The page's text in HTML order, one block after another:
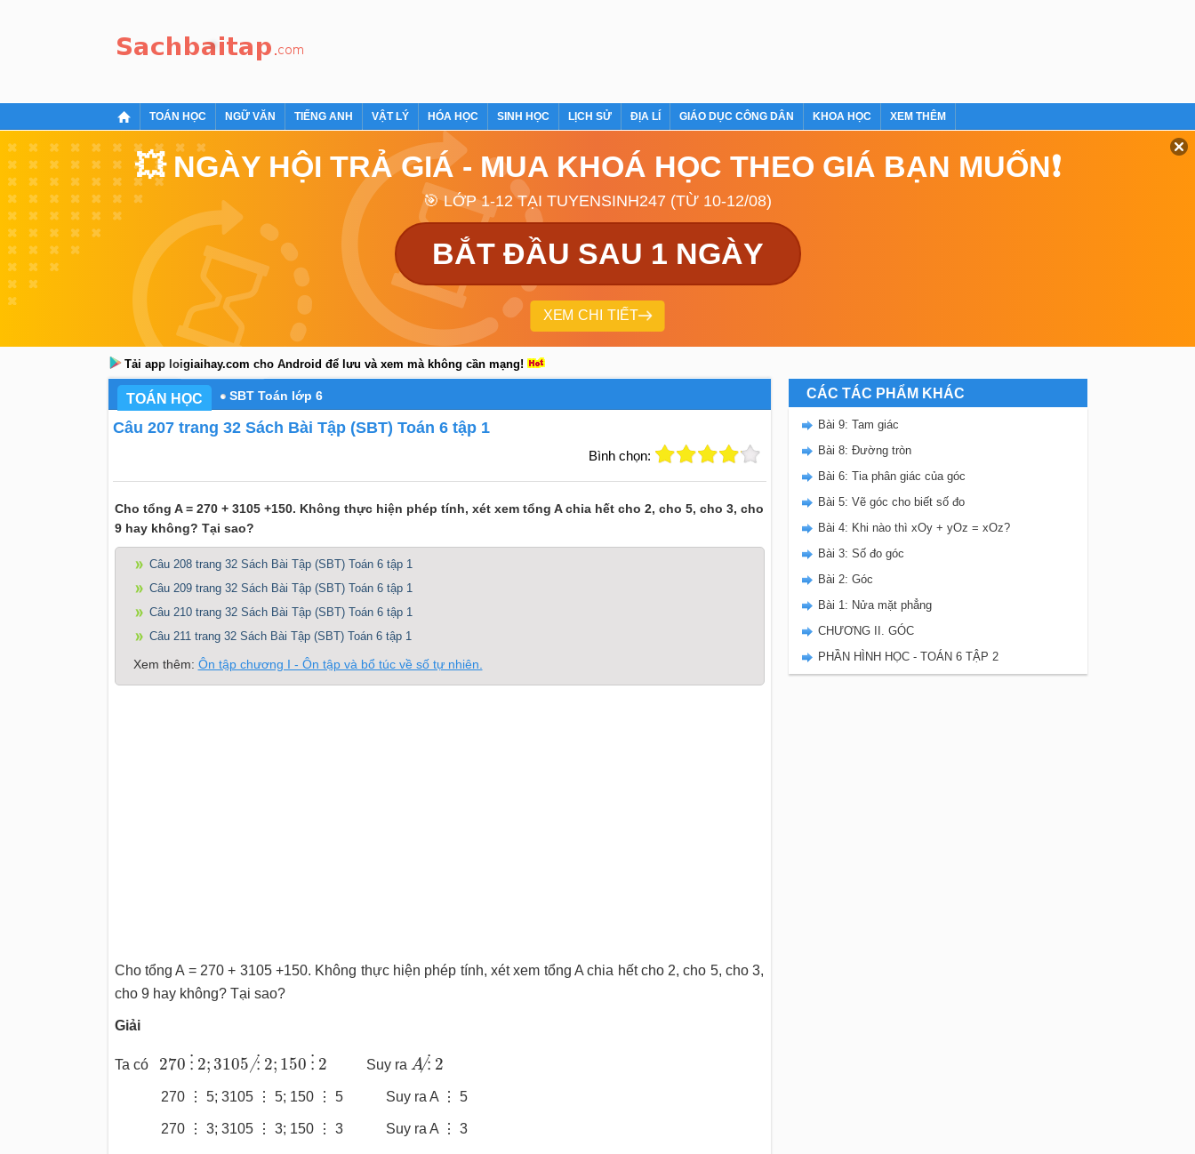
TOÁN HỌC NGỮ VĂN TIẾNG ANH VẬT LÝ HÓA HỌC SINH HỌC LỊCH SỬ ĐỊA LÍ GIÁO DỤC CÔNG DÂN KHOA HỌC XEM THÊM
💥 NGÀY HỘI TRẢ GIÁ - MUA KHOÁ HỌC THEO GIÁ BẠN MUỐN❗
🎯 LỚP 1-12 TẠI TUYENSINH247 (TỪ 10-12/08)
BẮT ĐẦU SAU 1 NGÀY
XEM CHI TIẾT
Tải app loigiaihay.com cho Android để lưu và xem mà không cần mạng!
TOÁN HỌC SBT Toán lớp 6
Câu 207 trang 32 Sách Bài Tập (SBT) Toán 6 tập 1
Bình chọn:
Cho tổng A = 270 + 3105 +150. Không thực hiện phép tính, xét xem tổng A chia hết cho 2, cho 5, cho 3, cho
9 hay không? Tại sao?
Câu 208 trang 32 Sách Bài Tập (SBT) Toán 6 tập 1
Câu 209 trang 32 Sách Bài Tập (SBT) Toán 6 tập 1
Câu 210 trang 32 Sách Bài Tập (SBT) Toán 6 tập 1
Câu 211 trang 32 Sách Bài Tập (SBT) Toán 6 tập 1
Xem thêm: Ôn tập chương I - Ôn tập và bổ túc về số tự nhiên.
Cho tổng A = 270 + 3105 +150. Không thực hiện phép tính, xét xem tổng A chia hết cho 2, cho 5, cho 3,
cho 9 hay không? Tại sao?
Giải
Ta có 270
270 ⋮ 2; 3105
2; 3105 ⋮
⋮̸
2; 150
2; 150 ⋮ 2
2 Suy ra A ⋮ 2
A⋮̸2
270 ⋮ 5; 3105 ⋮ 5; 150 ⋮ 5 Suy ra A ⋮ 5
270 ⋮ 3; 3105 ⋮ 3; 150 ⋮ 3 Suy ra A ⋮ 3
CÁC TÁC PHẨM KHÁC
Bài 9: Tam giác
Bài 8: Đường tròn
Bài 6: Tia phân giác của góc
Bài 5: Vẽ góc cho biết số đo
Bài 4: Khi nào thì xOy + yOz = xOz?
Bài 3: Số đo góc
Bài 2: Góc
Bài 1: Nửa mặt phẳng
CHƯƠNG II. GÓC
PHẦN HÌNH HỌC - TOÁN 6 TẬP 2